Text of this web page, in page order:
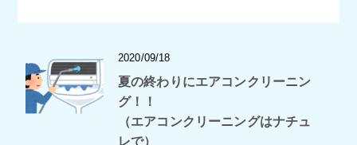
2020/09/18
夏の終わりにエアコンクリーニン
グ！！
（エアコンクリーニングはナチュ
レで）